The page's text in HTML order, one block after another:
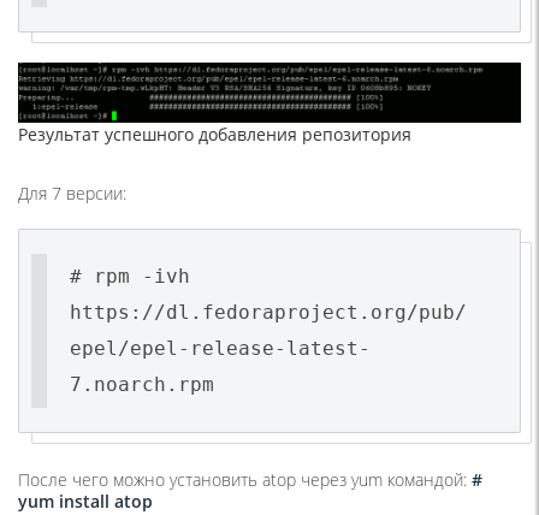
Результат успешного добавления репозитория
Для 7 версии:
# rpm -ivh
https://dl.fedoraproject.org/pub/
epel/epel-release-latest-
7.noarch.rpm
После чего можно установить atop через yum командой: #
yum install atop